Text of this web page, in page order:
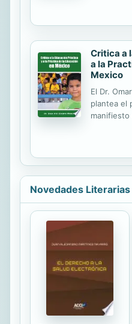
perdurar
Este
necesiten
Critica a
a la
Mexico
El Dr.
plantea el
manifiesto
se ha
esencial
actuando
así las
del
efectos
educación
Quedan al
paradojas
través de
Novedades Literarias